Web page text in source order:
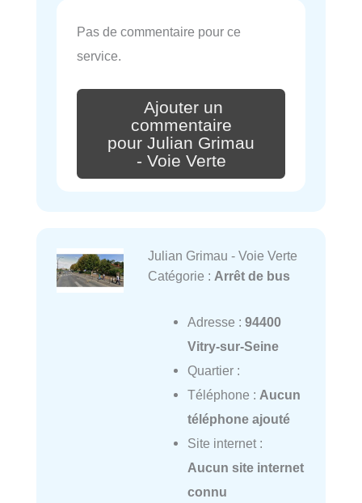
Pas de commentaire pour ce
service.
Ajouter un
commentaire
pour Julian Grimau
- Voie Verte
Julian Grimau - Voie Verte
Catégorie : Arrêt de bus
Adresse : 94400
Vitry-sur-Seine
Quartier :
Téléphone : Aucun
téléphone ajouté
Site internet :
Aucun site internet
connu